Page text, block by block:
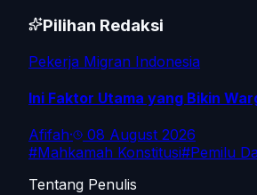
Pilihan Redaksi
Pekerja Migran Indonesia
Ini Faktor Utama yang Bikin
Afifah·
08 August 2026
#Mahkamah Konstitusi#Pemilu
Tentang Penulis